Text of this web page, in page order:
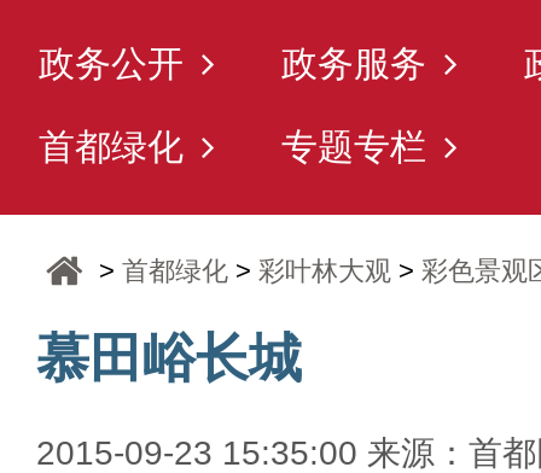
政务公开 政务服务
首都绿化 专题专栏
>首都绿化 >彩叶林大观 >彩色景观
慕田峪长城
2015-09-23 15:35:00 来源：首